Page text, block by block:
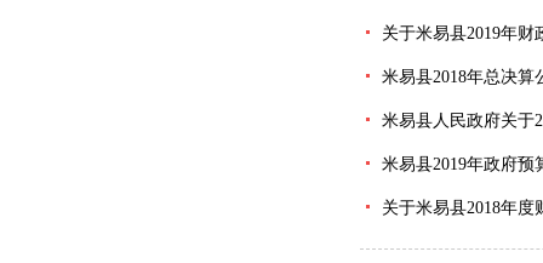
关于米易县2019年
米易县2018年总决算
米易县人民政府关于
米易县2019年政府预
关于米易县2018年